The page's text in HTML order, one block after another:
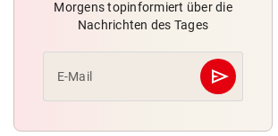
Morgens topinformiert über die
Nachrichten des Tages
E-Mail send
Abschicken